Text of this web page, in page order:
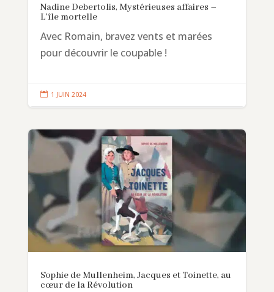
Nadine Debertolis, Mystérieuses affaires –
L’île mortelle
Avec Romain, bravez vents et marées
pour découvrir le coupable !
 1 JUIN 2024
Sophie de Mullenheim, Jacques et Toinette, au
cœur de la Révolution